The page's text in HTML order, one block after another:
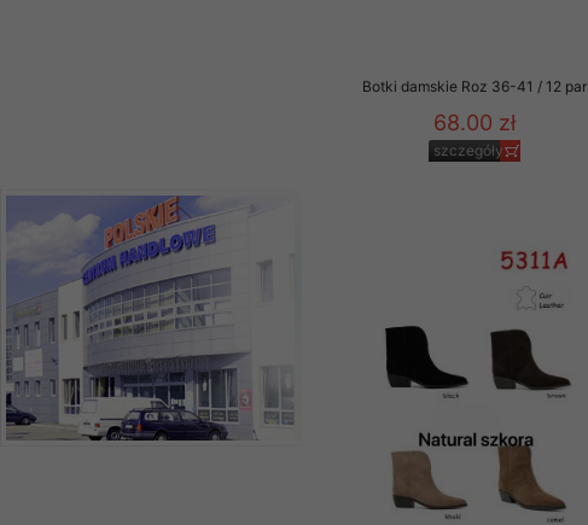
Botki damskie Roz 36-41 / 12 par
68.00 zł
szczegóły